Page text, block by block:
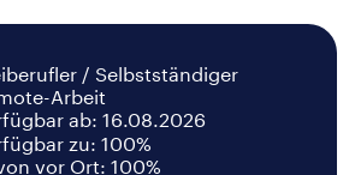
/ Selbstständiger
Arbeit
ab: 16.08.2026
zu: 100%
vor Ort: 100%